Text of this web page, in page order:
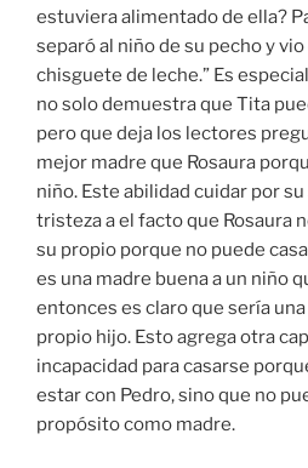
estuviera alimentado de ella?
separó al niño de su pecho y
chisguete de leche.” Es
no solo demuestra que Tita
pero que deja los lectores
mejor madre que Rosaura
niño. Este abilidad cuidar por
tristeza a el facto que Rosaura
su propio porque no puede
es una madre buena a un niño
entonces es claro que sería
propio hijo. Esto agrega otra
incapacidad para casarse
estar con Pedro, sino que no
propósito como madre.